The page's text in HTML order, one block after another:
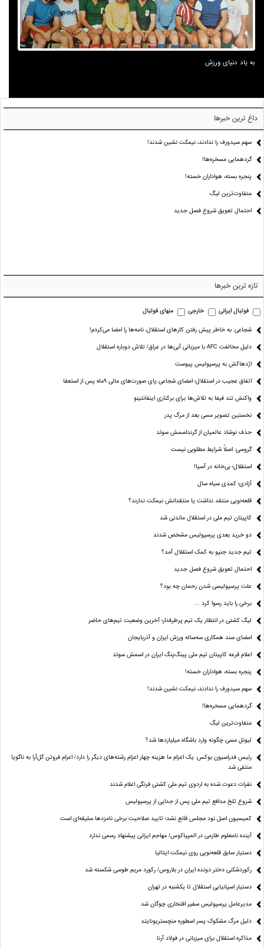
به یاد دنیای ورزش
داغ ترین خبرها
سهم سیدورف را ندادند، نیمکت نشین شدند!
گردهمایی مسخره‌ها!
پنجره بسته، هواداران خسته!
متفاوت‌ترین لیگ
احتمال تعویق شروع فصل جدید
تازه ترین خبرها
فوتبال ایرانی خارجی منهای فوتبال
شجاعی: به خاطر پیش رفتن کارهای استقلال، نامه‌ها را امضا می‌کردم!
دلیل مخالفت AFC با میزبانی آبی‌ها در عراق/ تلاش دوباره استقلال
اژدهاکش به پرسپولیس پیوست
اتفاق عجیب در استقلال؛ امضای شجاعی پای صورت‌های مالی ٩ماه پس از استعفا
واکنش تند فیفا به تلاش‌ها برای برکناری اینفانتینو
نخستین تصویر مسی بعد از مرگ پدر
حذف نوشاد عالمیان از گرنداسمش سوئد
گروسی: اصلاً شرایط مطلوبی نیست
استقلال؛ بی‌خانه در آسیا!
آزادی؛ کمدی سیاه سال
قلعه‌نویی منتقد نداشت یا منتقدانش نیمکت ندارند؟
کاپیتان تیم ملی در استقلال ماندنی شد
دو خرید بعدی پرسپولیس مشخص شدند
تیم جدید جنپو به کمک استقلال آمد؟
احتمال تعویق شروع فصل جدید
علت پرسپولیسی شدن رحمان چه بود؟
برخی را باید رسوا کرد …
لیگ کشتی در انتظار یک تیم پرطرفدار؛ آخرین وضعیت تیم‌های حاضر
امضای سند همکاری سه‌ساله ورزش ایران و آذربایجان
اعلام قرعه کاپیتان تیم ملی پینگ‌پنگ ایران در اسمش سوئد
پنجره بسته، هواداران خسته!
سهم سیدورف را ندادند، نیمکت نشین شدند!
گردهمایی مسخره‌ها!
متفاوت‌ترین لیگ
لیونل مسی چگونه وارد باشگاه میلیاردها شد؟
رئیس فدراسیون بوکس: یک اعزام ما هزینه چهار اعزام رشته‌های دیگر را دارد/ اعزام فروتن گل‌آرا به ناگویا
منتفی شد
نفرات دعوت شده به اردوی تیم ملی کشتی فرنگی اعلام شدند
شروع تلخ مدافع تیم ملی پس از جدایی از پرسپولیس
کمیسیون اصل نود مجلس قانع نشد؛ تایید صلاحیت برخی نامزدها سلیقه‌ای است
آینده نامعلوم طارمی در المپیاکوس/ مهاجم ایرانی پیشنهاد رسمی ندارد
دستیار سابق قلعه‌نویی روی نیمکت ایتالیا
رکوردشکنی دختر دونده ایران در بلاروس/ رکورد مریم طوسی شکسته شد
دستیار اسپانیایی استقلال تا یکشنبه در تهران
مدیرعامل پرسپولیس سفیر افتخاری چوگان شد
دلیل مرگ مشکوک پسر اسطوره منچستریونایتد
مذاکره استقلال برای میزبانی در فولاد آرنا